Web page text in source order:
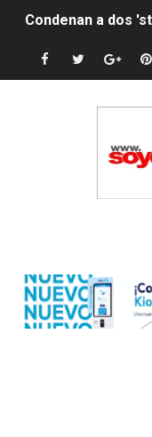
La nube
Tasa del dólar
Indomet
Playas públicas y
Dólar bajó 9 cts. y